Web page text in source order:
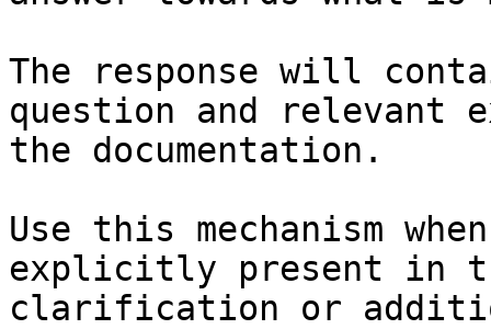
The response will
question and relevant
the documentation.
Use this mechanism
explicitly present in
clarification or